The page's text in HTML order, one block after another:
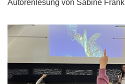
Autorenlesung von Sabine Frank